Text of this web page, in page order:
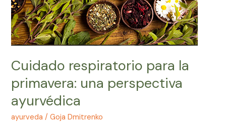
Cuidado respiratorio para la
primavera: una perspectiva
ayurvédica
ayurveda /Goja Dmitrenko